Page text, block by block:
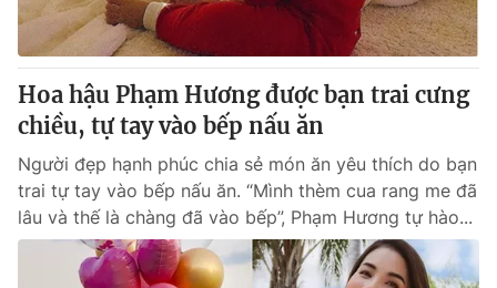
Sản phẩm
Thị trường
Tư vấn
Lịch phát sóng
Chuyên mục khác
Emagazine Podcast
Infographic
Hoa hậu Phạm Hương được bạn trai cưng
chiều, tự tay vào bếp nấu ăn
Người đẹp hạnh phúc chia sẻ món ăn yêu thích do bạn
trai tự tay vào bếp nấu ăn. “Mình thèm cua rang me đã
lâu và thế là chàng đã vào bếp”, Phạm Hương tự hào...